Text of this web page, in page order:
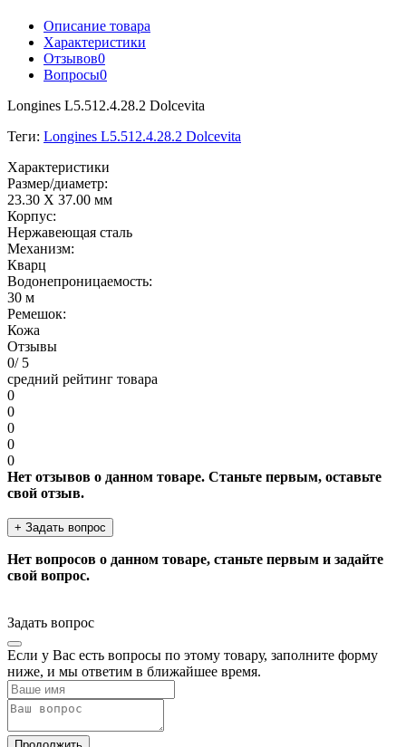
Описание товара
Характеристики
Отзывов0
Вопросы0
Longines L5.512.4.28.2 Dolcevita
Теги: Longines L5.512.4.28.2 Dolcevita
Характеристики
Размер/диаметр:
23.30 X 37.00 мм
Корпус:
Нержавеющая сталь
Механизм:
Кварц
Водонепроницаемость:
30 м
Ремешок:
Кожа
Отзывы
0/ 5
средний рейтинг товара
0
0
0
0
0
Нет отзывов о данном товаре. Станьте первым, оставьте
свой отзыв.
+ Задать вопрос
Нет вопросов о данном товаре, станьте первым и задайте
свой вопрос.
Задать вопрос
Если у Вас есть вопросы по этому товару, заполните форму
ниже, и мы ответим в ближайшее время.